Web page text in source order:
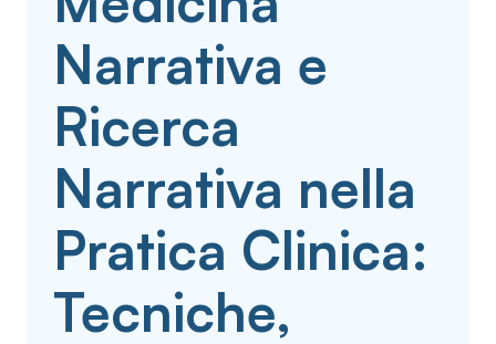
Narrativa e
Ricerca
Narrativa nella
Pratica Clinica:
Tecniche,